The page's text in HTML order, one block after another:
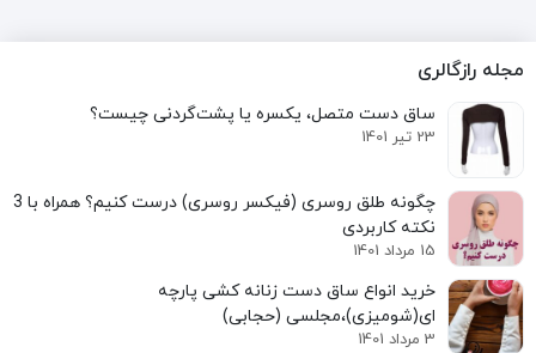
مجله رازگالری
ساق دست متصل، یکسره یا پشت‌گردنی چیست؟
23 تیر 1401
نکته کاربردی
15 مرداد 1401
خرید انواع ساق دست زنانه کشی پارچه
ای(شومیزی)،مجلسی (حجابی)
3 مرداد 1401